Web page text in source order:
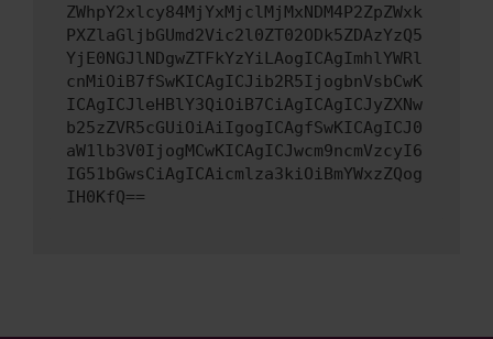
ZWhpY2xlcy84MjYxMjclMjMxNDM4P2ZpZWxk
PXZlaGljbGUmd2Vic2l0ZT02ODk5ZDAzYzQ5
YjE0NGJlNDgwZTFkYzYiLAogICAgImhlYWRl
cnMiOiB7fSwKICAgICJib2R5IjogbnVsbCwK
ICAgICJleHBlY3QiOiB7CiAgICAgICJyZXNw
b25zZVR5cGUiOiAiIgogICAgfSwKICAgICJ0
aW1lb3V0IjogMCwKICAgICJwcm9ncmVzcyI6
IG51bGwsCiAgICAicmlza3kiOiBmYWxzZQog
IH0KfQ==